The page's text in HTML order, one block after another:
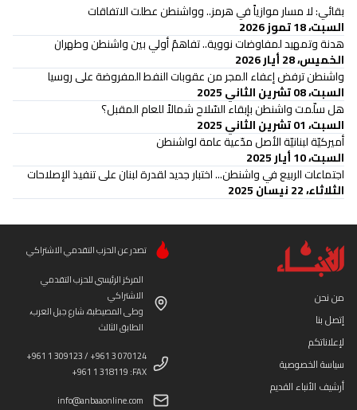
بقائي: لا مسار موازياً في هرمز.. وواشنطن عطلت الاتفاقات
السبت، 18 تموز 2026
هدنة وتمهيد لمفاوضات نووية.. تفاهمٌ أولي بين واشنطن وطهران
الخميس، 28 أيار 2026
واشنطن ترفض إعفاء المجر من عقوبات النفط المفروضة على روسيا
السبت، 08 تشرين الثاني 2025
هل سلّمت واشنطن بإبقاء السّلاح شمالاً للعام المقبل؟
السبت، 01 تشرين الثاني 2025
أميركيّة لبنانيّة الأصل مدّعية عامة لواشنطن
السبت، 10 أيار 2025
اجتماعات الربيع في واشنطن... اختبار جديد لقدرة لبنان على تنفيذ الإصلاحات
الثلاثاء، 22 نيسان 2025
من نحن
إتصل بنا
لإعلاناتكم
سياسة الخصوصية
أرشيف الأنباء القديم
تصدر عن الحزب التقدمي الاشتراكي
المركز الرئيسي للحزب التقدمي
الاشتراكي
وطى المصيطبة، شارع جبل العرب،
الطابق الثالث
+961 1 309123 / +961 3 070124
+961 1 318119 :FAX
info@anbaaonline.com